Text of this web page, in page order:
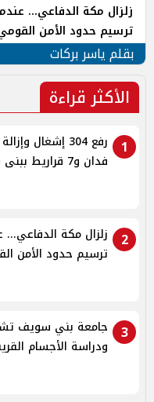
زلزال مكة الدفاعي...
ترسيم حدود الأمن
بقلم ياسر بركات
الأكثر قراءة
1
رفع 304 إشغال
فدان و7 قراريط ببنى سويف
2
زلزال مكة
ترسيم حدود الأمن
3
جامعة بني سويف
ودراسة الأجسام